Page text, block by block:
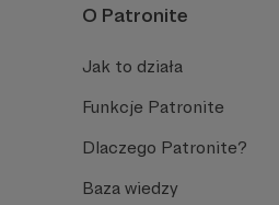
O Patronite
Jak to działa
Funkcje Patronite
Dlaczego Patronite?
Baza wiedzy